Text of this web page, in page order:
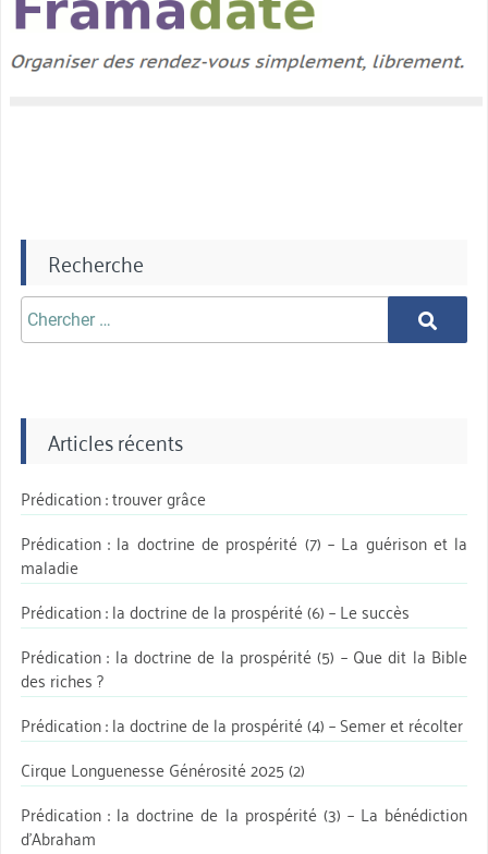
Recherche
Chercher
aprè:
Chercher
Articles récents
Prédication : trouver grâce
Prédication : la doctrine de prospérité (7) – La guérison et la
maladie
Prédication : la doctrine de la prospérité (6) – Le succès
Prédication : la doctrine de la prospérité (5) – Que dit la Bible
des riches ?
Prédication : la doctrine de la prospérité (4) – Semer et récolter
Cirque Longuenesse Générosité 2025 (2)
Prédication : la doctrine de la prospérité (3) – La bénédiction
d’Abraham